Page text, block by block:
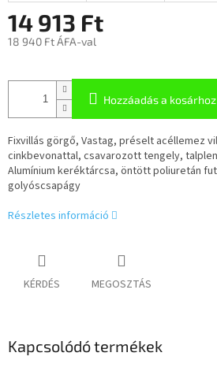
14 913 Ft
18 940 Ft ÁFA-val
Hozzáadás a kosárhoz
Fixvillás görgő, Vastag, préselt acéllemez
cinkbevonattal, csavarozott tengely,
Alumínium keréktárcsa, öntött poliuretán
golyóscsapágy
Részletes információ
KÉRDÉS MEGOSZTÁS
Kapcsolódó termékek